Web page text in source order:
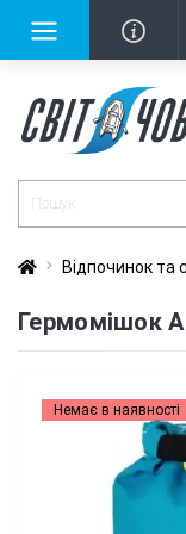
Відпочинок та
Гермомішок
Немає в наявності